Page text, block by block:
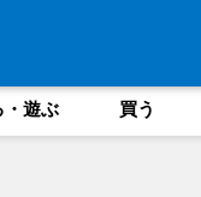
・遊ぶ 買う